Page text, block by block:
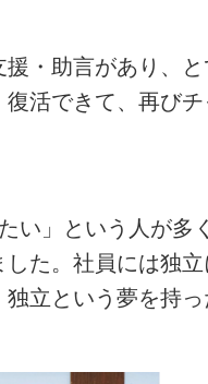
・助言があり、
活できて、再び
い」という人が
た。社員には独
立という夢を持